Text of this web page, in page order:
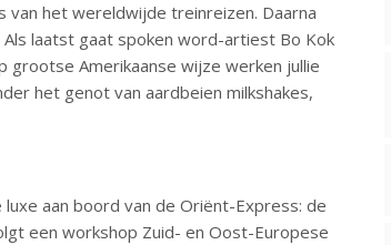
van het wereldwijde treinreizen. Daarna
laatst gaat spoken word-artiest Bo Kok
grootse Amerikaanse wijze werken jullie
het genot van aardbeien milkshakes,
aan boord van de Oriënt-Express: de
een workshop Zuid- en Oost-Europese